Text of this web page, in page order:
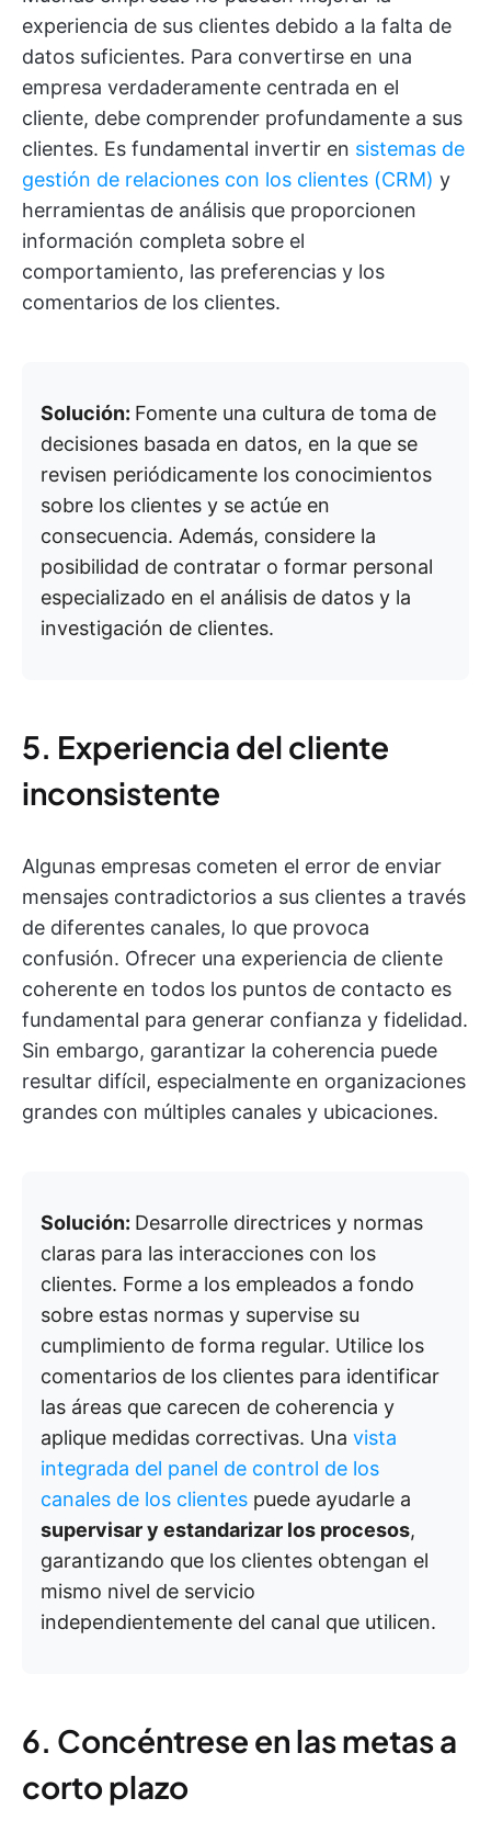
experiencia de sus clientes debido a la falta de
datos suficientes. Para convertirse en una
empresa verdaderamente centrada en el
cliente, debe comprender profundamente a sus
clientes. Es fundamental invertir en sistemas de
gestión de relaciones con los clientes (CRM) y
herramientas de análisis que proporcionen
información completa sobre el
comportamiento, las preferencias y los
comentarios de los clientes.
Solución: Fomente una cultura de toma de
decisiones basada en datos, en la que se
revisen periódicamente los conocimientos
sobre los clientes y se actúe en
consecuencia. Además, considere la
posibilidad de contratar o formar personal
especializado en el análisis de datos y la
investigación de clientes.
5. Experiencia del cliente
inconsistente
Algunas empresas cometen el error de enviar
mensajes contradictorios a sus clientes a través
de diferentes canales, lo que provoca
confusión. Ofrecer una experiencia de cliente
coherente en todos los puntos de contacto es
fundamental para generar confianza y fidelidad.
Sin embargo, garantizar la coherencia puede
resultar difícil, especialmente en organizaciones
grandes con múltiples canales y ubicaciones.
Solución: Desarrolle directrices y normas
claras para las interacciones con los
clientes. Forme a los empleados a fondo
sobre estas normas y supervise su
cumplimiento de forma regular. Utilice los
comentarios de los clientes para identificar
las áreas que carecen de coherencia y
aplique medidas correctivas. Una vista
integrada del panel de control de los
canales de los clientes puede ayudarle a
supervisar y estandarizar los procesos,
garantizando que los clientes obtengan el
mismo nivel de servicio
independientemente del canal que utilicen.
6. Concéntrese en las metas a
corto plazo